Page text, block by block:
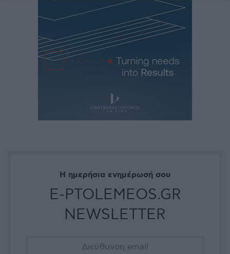
Η ημερήσια ενημέρωσή σου
E-PTOLEMEOS.GR
NEWSLETTER